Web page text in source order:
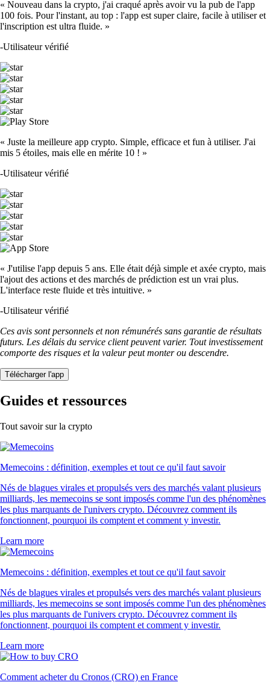
« Nouveau dans la crypto, j'ai craqué après avoir vu la pub de l'app
100 fois. Pour l'instant, au top : l'app est super claire, facile à utiliser et
l'inscription est ultra fluide. »
-Utilisateur vérifié
« Juste la meilleure app crypto. Simple, efficace et fun à utiliser. J'ai
mis 5 étoiles, mais elle en mérite 10 ! »
-Utilisateur vérifié
« J'utilise l'app depuis 5 ans. Elle était déjà simple et axée crypto, mais
l'ajout des actions et des marchés de prédiction est un vrai plus.
L'interface reste fluide et très intuitive. »
-Utilisateur vérifié
Ces avis sont personnels et non rémunérés sans garantie de résultats
futurs. Les délais du service client peuvent varier. Tout investissement
comporte des risques et la valeur peut monter ou descendre.
Télécharger l'app
Guides et ressources
Tout savoir sur la crypto
Memecoins : définition, exemples et tout ce qu'il faut savoir
Nés de blagues virales et propulsés vers des marchés valant plusieurs
milliards, les memecoins se sont imposés comme l'un des phénomènes
les plus marquants de l'univers crypto. Découvrez comment ils
fonctionnent, pourquoi ils comptent et comment y investir.
Learn more
Memecoins : définition, exemples et tout ce qu'il faut savoir
Nés de blagues virales et propulsés vers des marchés valant plusieurs
milliards, les memecoins se sont imposés comme l'un des phénomènes
les plus marquants de l'univers crypto. Découvrez comment ils
fonctionnent, pourquoi ils comptent et comment y investir.
Learn more
Comment acheter du Cronos (CRO) en France